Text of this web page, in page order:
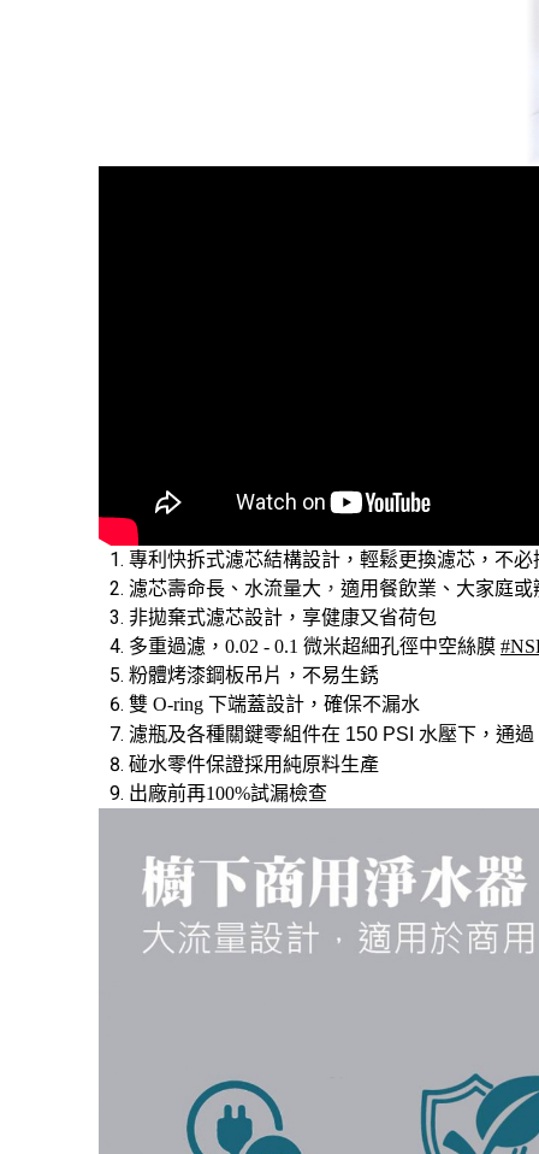
專利快拆式濾芯結構設計，輕鬆更換濾芯 ，不
濾芯壽命長 、水流量大 ， 適用餐飲業、大家庭或
非拋棄式濾芯設計，享健康又省荷包
多重過濾，0.02 - 0.1 微米超細孔徑中空絲膜
粉體烤漆鋼板吊片 ，不易生銹
雙 O-ring 下端蓋設計 ，確保不漏水
濾瓶及各種關鍵零組件在 150 PSI 水壓下，通過
碰水零件保證採用純原料生產
出廠前再100%試漏檢查